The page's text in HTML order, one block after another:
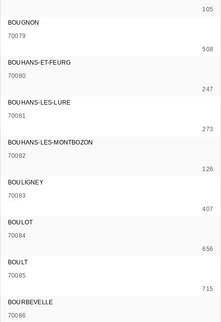
105
BOUGNON
70079
508
BOUHANS-ET-FEURG
70080
247
BOUHANS-LES-LURE
70081
273
BOUHANS-LES-MONTBOZON
70082
126
BOULIGNEY
70083
407
BOULOT
70084
656
BOULT
70085
715
BOURBEVELLE
70086